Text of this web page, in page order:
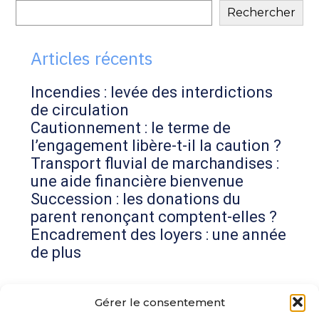
Gérer le consentement
sidebar
Rechercher
Articles récents
Incendies : levée des interdictions
de circulation
Cautionnement : le terme de
l’engagement libère-t-il la caution ?
Transport fluvial de marchandises :
une aide financière bienvenue
Succession : les donations du
parent renonçant comptent-elles ?
Encadrement des loyers : une année
de plus
Commentaires récents